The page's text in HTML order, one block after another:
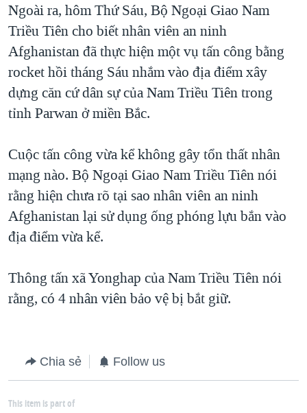
Ngoài ra, hôm Thứ Sáu, Bộ Ngoại Giao Nam
Triều Tiên cho biết nhân viên an ninh
Afghanistan đã thực hiện một vụ tấn công bằng
rocket hồi tháng Sáu nhắm vào địa điểm xây
dựng căn cứ dân sự của Nam Triều Tiên trong
tỉnh Parwan ở miền Bắc.
Cuộc tấn công vừa kể không gây tổn thất nhân
mạng nào. Bộ Ngoại Giao Nam Triều Tiên nói
rằng hiện chưa rõ tại sao nhân viên an ninh
Afghanistan lại sử dụng ống phóng lựu bắn vào
địa điểm vừa kể.
Thông tấn xã Yonghap của Nam Triều Tiên nói
rằng, có 4 nhân viên bảo vệ bị bắt giữ.
Chia sẻ Follow us
This item is part of